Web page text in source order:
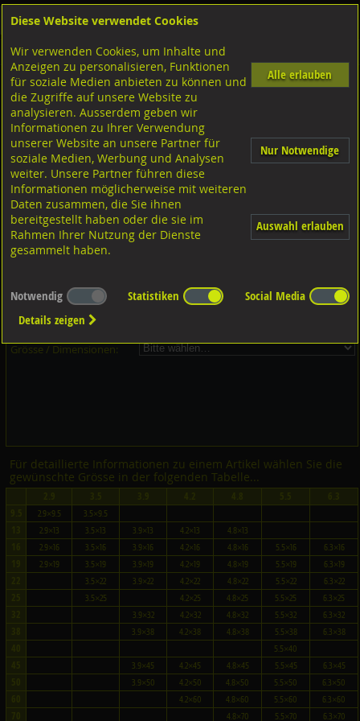
Shop Schraubtechnik für den Akustik- und Trockenbau
Linsen-Bohrschrauben Torx
Linsen-Bohrschrauben mit TX, DIN7504M-TX 1.4006 rostfrei
Dieser Artikel ist in 71 Grössen erhältlich - Bitte wählen Sie...
Artikel-Nr.:
Verpackungs-Einheit:
Grösse / Dimensionen:
Für detaillierte Informationen zu einem Artikel wählen Sie die
gewünschte Grösse in der folgenden Tabelle...
2.9×9.5 3.5×9.5
2.9×13 3.5×13 3.9×13 4.2×13 4.8×13
2.9×16 3.5×16 3.9×16 4.2×16 4.8×16 5.5×16 6.3×16
2.9×19 3.5×19 3.9×19 4.2×19 4.8×19 5.5×19 6.3×19
3.5×22 3.9×22 4.2×22 4.8×22 5.5×22 6.3×22
3.5×25 4.2×25 4.8×25 5.5×25 6.3×25
3.9×32 4.2×32 4.8×32 5.5×32 6.3×32
3.9×38 4.2×38 4.8×38 5.5×38 6.3×38
5.5×40
3.9×45 4.2×45 4.8×45 5.5×45 6.3×45
3.9×50 4.2×50 4.8×50 5.5×50 6.3×50
4.2×60 4.8×60 5.5×60 6.3×60
4.8×70 5.5×70 6.3×70
Diese Website verwendet Cookies
Wir verwenden Cookies, um Inhalte und
Anzeigen zu personalisieren, Funktionen
für soziale Medien anbieten zu können und
die Zugriffe auf unsere Website zu
analysieren. Ausserdem geben wir
Informationen zu Ihrer Verwendung
unserer Website an unsere Partner für
soziale Medien, Werbung und Analysen
weiter. Unsere Partner führen diese
Informationen möglicherweise mit weiteren
Daten zusammen, die Sie ihnen
bereitgestellt haben oder die sie im
Rahmen Ihrer Nutzung der Dienste
gesammelt haben.
Alle erlauben
Nur Notwendige
Auswahl erlauben
Notwendig Statistiken
Social Media
Details zeigen